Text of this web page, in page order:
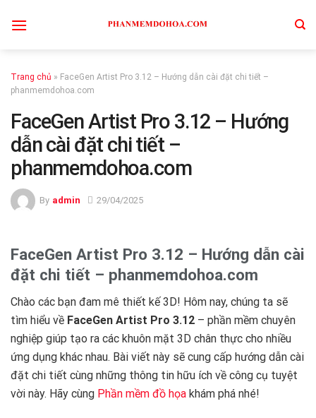
Trang chủ » FaceGen Artist Pro 3.12 – Hướng dẫn cài đặt chi tiết –
phanmemdohoa.com
FaceGen Artist Pro 3.12 – Hướng
dẫn cài đặt chi tiết –
phanmemdohoa.com
By admin 29/04/2025
FaceGen Artist Pro 3.12 – Hướng dẫn cài
đặt chi tiết – phanmemdohoa.com
Chào các bạn đam mê thiết kế 3D! Hôm nay, chúng ta sẽ
tìm hiểu về FaceGen Artist Pro 3.12 – phần mềm chuyên
nghiệp giúp tạo ra các khuôn mặt 3D chân thực cho nhiều
ứng dụng khác nhau. Bài viết này sẽ cung cấp hướng dẫn cài
đặt chi tiết cùng những thông tin hữu ích về công cụ tuyệt
vời này. Hãy cùng Phần mềm đồ họa khám phá nhé!